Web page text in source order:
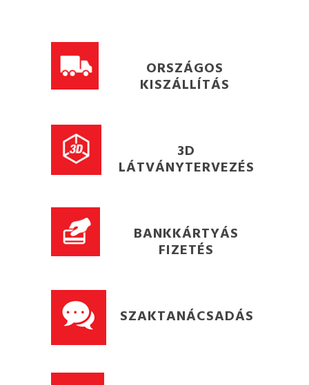
ORSZÁGOS
KISZÁLLÍTÁS
3D
LÁTVÁNYTERVEZÉS
BANKKÁRTYÁS
FIZETÉS
SZAKTANÁCSADÁS